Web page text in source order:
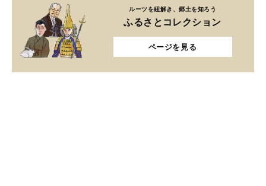
ルーツを紐解き、郷土を知ろう
ふるさとコレクション
ページを見る